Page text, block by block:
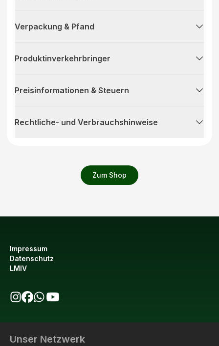
Zum Shop
Verpackung & Pfand
Produktinverkehrbringer
Preisinformationen & Steuern
Rechtliche- und Verbrauchshinweise
Impressum
Datenschutz
LMIV
Unser Netzwerk